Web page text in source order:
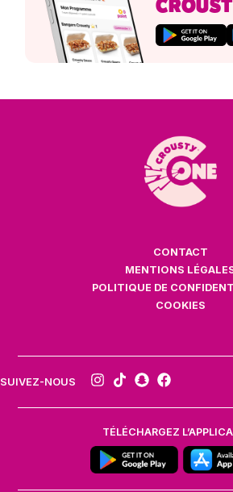
CONTACT
MENTIONS
POLITIQUE DE
COOKIES
SUIVEZ-NOUS
TÉLÉCHARGEZ